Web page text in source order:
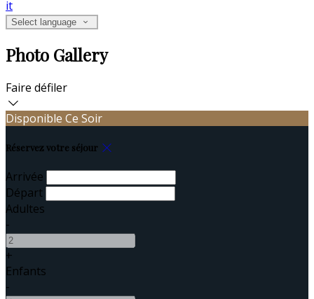
it
Select language
Photo Gallery
Faire défiler
Disponible Ce Soir
Réservez votre séjour
Arrivée
Départ
Adultes
-
+
Enfants
-